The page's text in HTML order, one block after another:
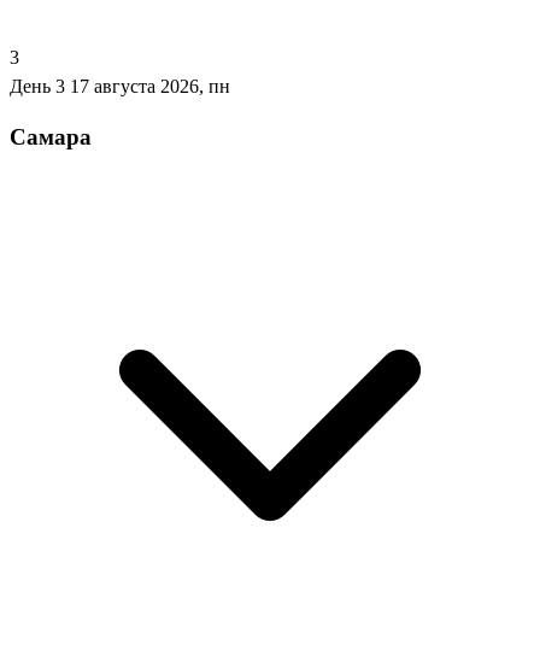
3
День 3 17 августа 2026, пн
Самара